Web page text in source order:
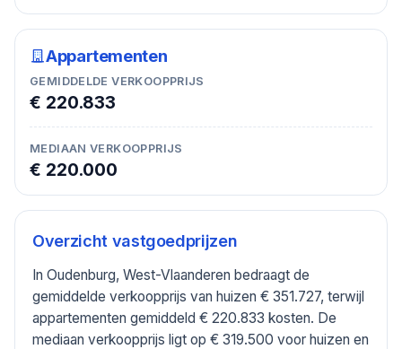
Appartementen
GEMIDDELDE VERKOOPPRIJS
€ 220.833
MEDIAAN VERKOOPPRIJS
€ 220.000
Overzicht vastgoedprijzen
In Oudenburg, West-Vlaanderen bedraagt de
gemiddelde verkoopprijs van huizen € 351.727, terwijl
appartementen gemiddeld € 220.833 kosten. De
mediaan verkoopprijs ligt op € 319.500 voor huizen en